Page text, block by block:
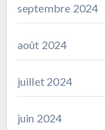
septembre 2024
août 2024
juillet 2024
juin 2024